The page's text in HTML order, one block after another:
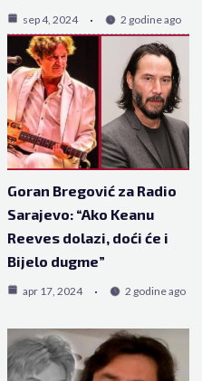
sep 4, 2024 2 godine ago
Goran Bregović za Radio
Sarajevo: “Ako Keanu
Reeves dolazi, doći će i
Bijelo dugme”
apr 17, 2024 2 godine ago